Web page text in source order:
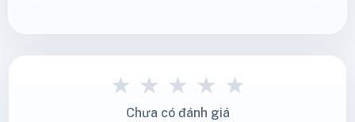
★ ★ ★ ★ ★
Chưa có đánh giá